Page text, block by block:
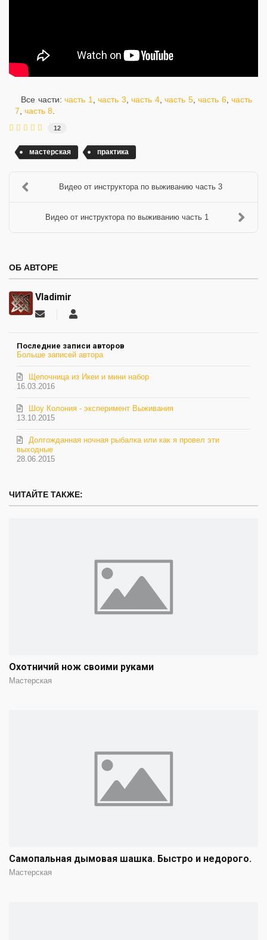
Все части: часть 1 часть 3 часть 4, часть 5, часть 6, часть
7 часть 8
12
мастерская практика
Видео от инструктора по выживанию часть 3
Видео от инструктора по выживанию часть 1
ОБ АВТОРЕ
Vladimir
Подписаться
автора
Vladimir
Последние записи авторов
Больше записей автора
16.03.2016
Щепочница из Икеи и мини набор
13.10.2015
Шоу Колония - эксперимент Выживания
28.06.2015
Долгожданная ночная рыбалка или как я провел эти
выходные
ЧИТАЙТЕ ТАКЖЕ:
Охотничий нож своими руками
Мастерская
Самопальная дымовая шашка. Быстро и недорого.
Мастерская